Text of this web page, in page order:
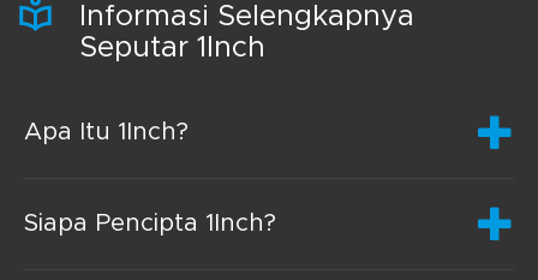
Informasi Selengkapnya
Seputar 1Inch
Apa Itu 1Inch?
Siapa Pencipta 1Inch?